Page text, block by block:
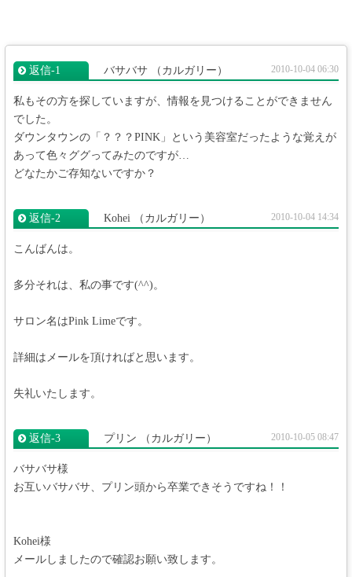
返信‐1 バサバサ （カルガリー） 2010-10-04 06:30
私もその方を探していますが、情報を見つけることができません
でした。
ダウンタウンの「？？？PINK」という美容室だったような覚えが
あって色々ググってみたのですが…
どなたかご存知ないですか？
返信‐2 Kohei （カルガリー） 2010-10-04 14:34
こんばんは。
多分それは、私の事です(^^)。
サロン名はPink Limeです。
詳細はメールを頂ければと思います。
失礼いたします。
返信‐3 プリン （カルガリー） 2010-10-05 08:47
バサバサ様
お互いバサバサ、プリン頭から卒業できそうですね！！
Kohei様
メールしましたので確認お願い致します。